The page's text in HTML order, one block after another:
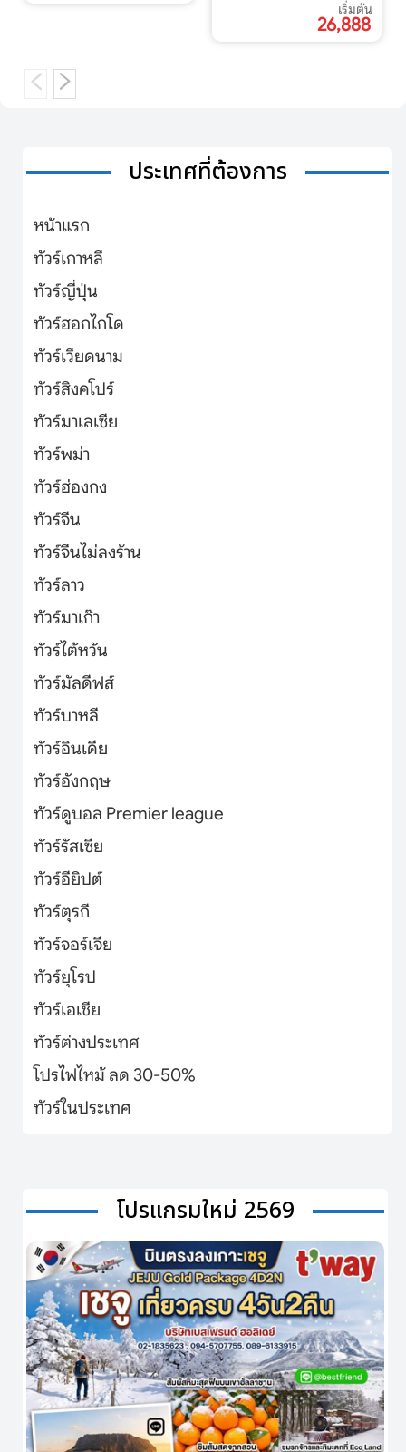
เริ่มต้น
26,888
ประเทศที่ต้องการ
หน้าแรก
ทัวร์เกาหลี
ทัวร์ญี่ปุ่น
ทัวร์ฮอกไกโด
ทัวร์เวียดนาม
ทัวร์สิงคโปร์
ทัวร์มาเลเซีย
ทัวร์พม่า
ทัวร์ฮ่องกง
ทัวร์จีน
ทัวร์จีนไม่ลงร้าน
ทัวร์ลาว
ทัวร์มาเก๊า
ทัวร์ไต้หวัน
ทัวร์มัลดีฟส์
ทัวร์บาหลี
ทัวร์อินเดีย
ทัวร์อังกฤษ
ทัวร์ดูบอล Premier league
ทัวร์รัสเซีย
ทัวร์อียิปต์
ทัวร์ตุรกี
ทัวร์จอร์เจีย
ทัวร์ยุโรป
ทัวร์เอเชีย
ทัวร์ต่างประเทศ
โปรไฟไหม้ ลด 30-50%
ทัวร์ในประเทศ
โปรแกรมใหม่ 2569